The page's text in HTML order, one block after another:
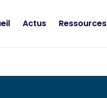
Actus Ressources